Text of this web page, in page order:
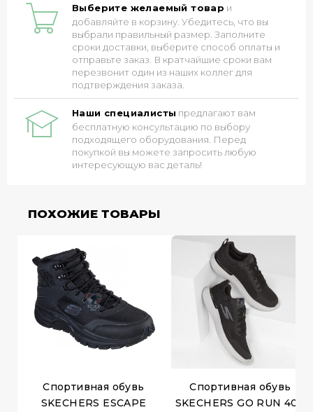
Выберите желаемый товар и
добавляйте в корзину. Убедитесь, что вы
выбрали правильный размер. Заполните
сроки доставки, выберите способ оплаты и
отправьте заказ. В кратчайшие сроки вам
перезвонит один из наших коллег для
подтверждения заказа.
Наши специалисты предлагают вам
бесплатную консультацию по выбору
подходящего оборудования. Перед
покупкой вы можете запросить любую
интересующую вас деталь!
ПОХОЖИЕ ТОВАРЫ
Спортивная обувь
SKECHERS ESCAPE
Спортивная обувь
SKECHERS GO RUN 400